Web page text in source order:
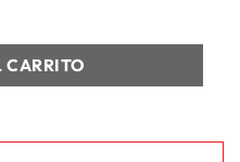
SLIPTEC cantidad
CARRITO